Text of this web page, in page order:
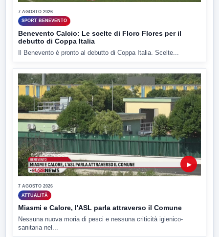
7 AGOSTO 2026
SPORT BENEVENTO
Benevento Calcio: Le scelte di Floro Flores per il
debutto di Coppa Italia
Il Benevento è pronto al debutto di Coppa Italia. Scelte...
▶
7 AGOSTO 2026
ATTUALITÀ
Miasmi e Calore, l'ASL parla attraverso il Comune
Nessuna nuova moria di pesci e nessuna criticità igienico-
sanitaria nel...